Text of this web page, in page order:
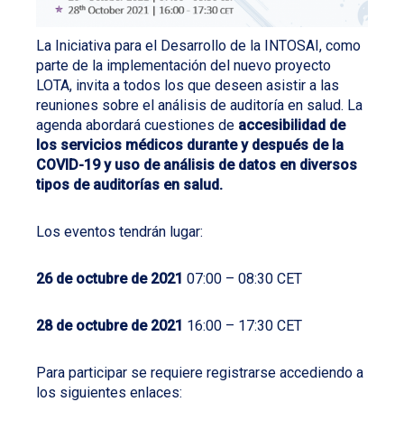
La Iniciativa para el Desarrollo de la INTOSAI, como
parte de la implementación del nuevo proyecto
LOTA, invita a todos los que deseen asistir a las
reuniones sobre el análisis de auditoría en salud. La
agenda abordará cuestiones de accesibilidad de
los servicios médicos durante y después de la
COVID-19 y uso de análisis de datos en diversos
tipos de auditorías en salud.
Los eventos tendrán lugar:
26 de octubre de 2021 07:00 – 08:30 CET
28 de octubre de 2021 16:00 – 17:30 CET
Para participar se requiere registrarse accediendo a
los siguientes enlaces: